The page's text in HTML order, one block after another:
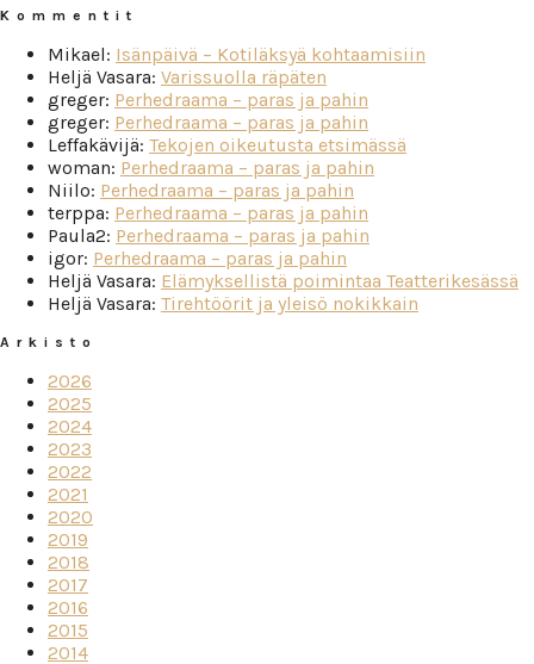
Kommentit
Mikael: Isänpäivä – Kotiläksyä kohtaamisiin
Heljä Vasara: Varissuolla räpäten
greger: Perhedraama – paras ja pahin
greger: Perhedraama – paras ja pahin
Leffakävijä: Tekojen oikeutusta etsimässä
woman: Perhedraama – paras ja pahin
Niilo: Perhedraama – paras ja pahin
terppa: Perhedraama – paras ja pahin
Paula2: Perhedraama – paras ja pahin
igor: Perhedraama – paras ja pahin
Heljä Vasara: Elämyksellistä poimintaa Teatterikesässä
Heljä Vasara: Tirehtöörit ja yleisö nokikkain
Arkisto
2026
2025
2024
2023
2022
2021
2020
2019
2018
2017
2016
2015
2014